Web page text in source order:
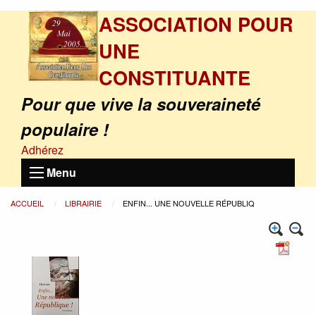
ASSOCIATION POUR
UNE
CONSTITUANTE
Pour que vive la souveraineté
populaire !
Adhérez
Menu
ACCUEIL LIBRAIRIE ENFIN... UNE NOUVELLE RÉPUBLIQ